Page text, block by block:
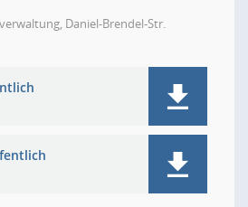
Daniel-Brendel-Str.